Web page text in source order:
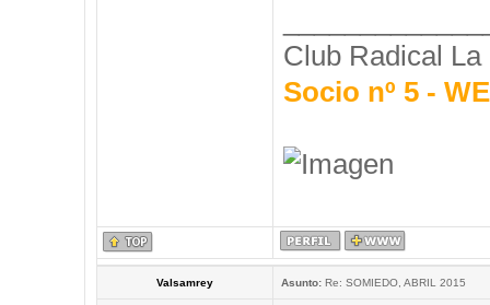
Club Radical La
Socio nº 5 -
Valsamrey Asunto:Re: SOMIEDO, ABRIL 2015